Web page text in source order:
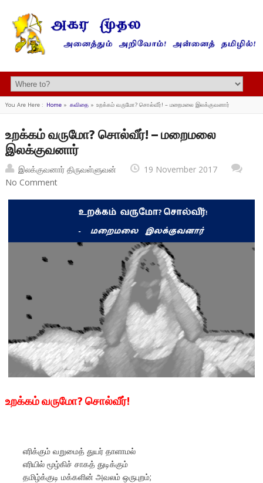
You Are Here : Home» கவிதை» உறக்கம் வருமோ? சொல்வீர்! – மறைமலை இலக்குவனார்
உறக்கம் வருமோ? சொல்வீர்! – மறைமலை
இலக்குவனார்
இலக்குவனார் திருவள்ளுவன்
19 November 2017
No Comment
உறக்கம் வருமோ? சொல்வீர்!
எரிக்கும் வறுமைத் துயர் தாளாமல்
எரியில் மூழ்கிச் சாகத் துடிக்கும்
தமிழ்க்குடி மக்களின் அவலம் ஒருபுறம்;